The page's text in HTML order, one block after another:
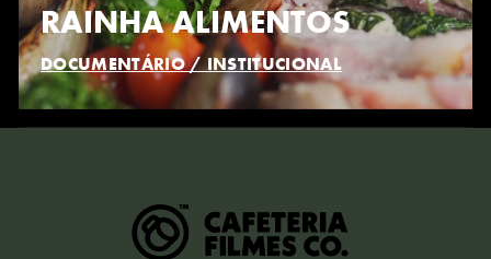
RAINHA ALIMENTOS
DOCUMENTÁRIO / INSTITUCIONAL